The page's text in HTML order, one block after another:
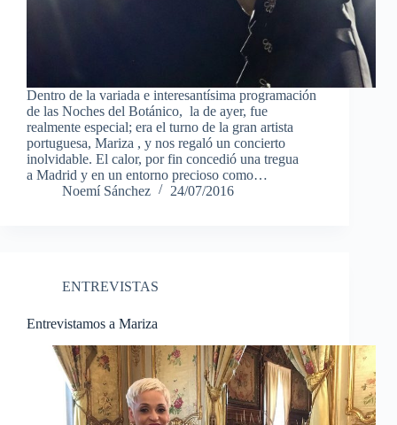
Dentro de la variada e interesantísima programación
de las Noches del Botánico, la de ayer, fue
realmente especial; era el turno de la gran artista
portuguesa, Mariza , y nos regaló un concierto
inolvidable. El calor, por fin concedió una tregua
a Madrid y en un entorno precioso como…
Noemí Sánchez
24/07/2016
ENTREVISTAS
Entrevistamos a Mariza